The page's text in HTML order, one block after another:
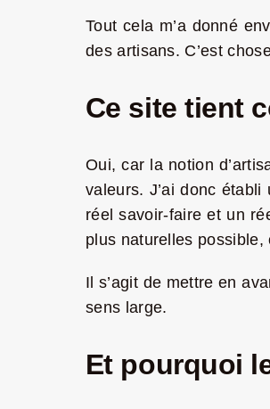
Tout cela m’a donné
des artisans. C’est
Ce site tient
Oui, car la notion
valeurs. J’ai donc
réel savoir-faire et un
plus naturelles
Il s’agit de mettre en
sens large.
Et pourquoi